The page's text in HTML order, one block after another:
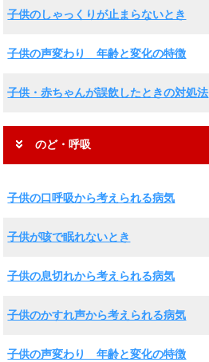
子供のしゃっくりが止まらないとき
子供の声変わり 年齢と変化の特徴
子供・赤ちゃんが誤飲したときの対処法
のど・呼吸
子供の口呼吸から考えられる病気
子供が咳で眠れないとき
子供の息切れから考えられる病気
子供のかすれ声から考えられる病気
子供の声変わり 年齢と変化の特徴